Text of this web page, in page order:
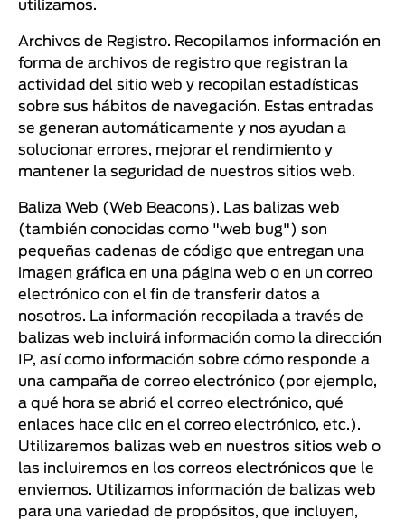
utilizamos.
Archivos de Registro. Recopilamos información en
forma de archivos de registro que registran la
actividad del sitio web y recopilan estadísticas
sobre sus hábitos de navegación. Estas entradas
se generan automáticamente y nos ayudan a
solucionar errores, mejorar el rendimiento y
mantener la seguridad de nuestros sitios web.
Baliza Web (Web Beacons). Las balizas web
(también conocidas como "web bug") son
pequeñas cadenas de código que entregan una
imagen gráfica en una página web o en un correo
electrónico con el fin de transferir datos a
nosotros. La información recopilada a través de
balizas web incluirá información como la dirección
IP, así como información sobre cómo responde a
una campaña de correo electrónico (por ejemplo,
a qué hora se abrió el correo electrónico, qué
enlaces hace clic en el correo electrónico, etc.).
Utilizaremos balizas web en nuestros sitios web o
las incluiremos en los correos electrónicos que le
enviemos. Utilizamos información de balizas web
para una variedad de propósitos, que incluyen,